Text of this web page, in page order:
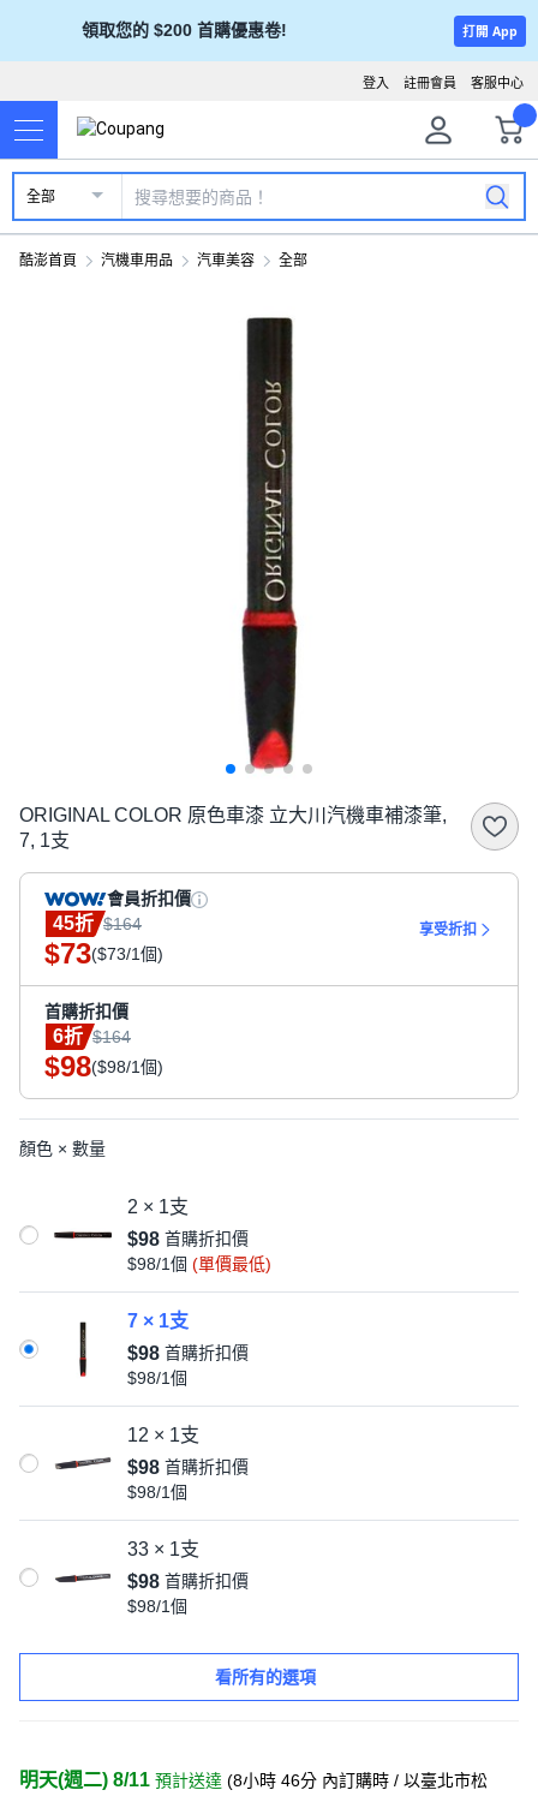
領取您的 $200 首購優惠卷! 打開 App
客服中心
註冊會員
登入
全部
酷澎首頁 汽機車用品 汽車美容 全部
ORIGINAL COLOR 原色車漆 立大川汽機車補漆筆,
7, 1支
會員折扣價
45折 $164
$73($73/1個)
享受折扣
首購折扣價
6折 $164
$98($98/1個)
顏色 × 數量
2 × 1支
$98 首購折扣價
$98/1個 (單價最低)
7 × 1支
$98 首購折扣價
$98/1個
12 × 1支
$98 首購折扣價
$98/1個
33 × 1支
$98 首購折扣價
$98/1個
看所有的選項
明天(週二) 8/11 預計送達 (8小時 46分 內訂購時 / 以臺北市松